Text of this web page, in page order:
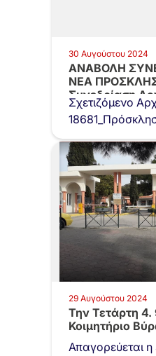
30 Αυγούστου 2024
ΑΝΑΒΟΛΗ
ΝΕΑ
Συνεδρίαση
Σχετιζόμενο
29 Αυγούστου 2024
Την Τετάρτη 4.
Κοιμητήριο
Απαγορεύεται η